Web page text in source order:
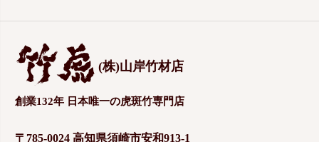
(株)山岸竹材店
創業132年 日本唯一の虎斑竹専門店
〒785-0024 高知県須崎市安和913-1